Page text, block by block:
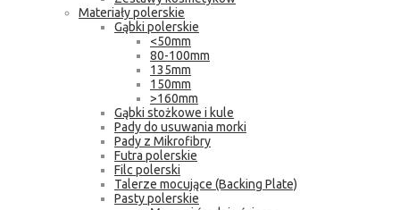
Materiały polerskie
Gąbki polerskie
<50mm
80-100mm
135mm
150mm
>160mm
Gąbki stożkowe i kule
Pady do usuwania morki
Pady z Mikrofibry
Futra polerskie
Filc polerski
Talerze mocujące (Backing Plate)
Pasty polerskie